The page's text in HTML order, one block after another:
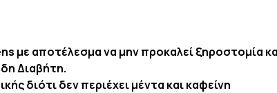
με αποτέλεσμα να μην προκαλεί ξηροστομία
Διαβήτη.
διότι δεν περιέχει μέντα και καφείνη